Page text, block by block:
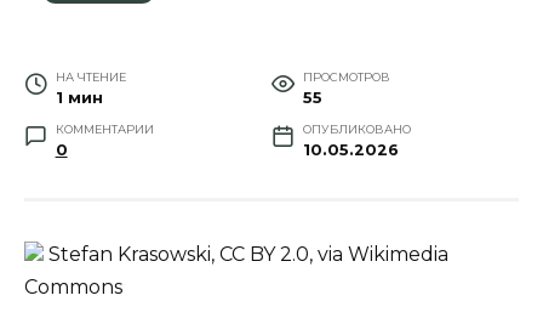
НА ЧТЕНИЕ
1 мин
ПРОСМОТРОВ
55
КОММЕНТАРИИ
0
ОПУБЛИКОВАНО
10.05.2026
Stefan Krasowski, CC BY 2.0, via Wikimedia
Commons